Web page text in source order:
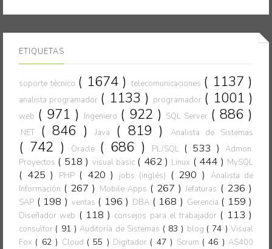
ETIQUETAS
soporte técnico ( 1674 ) telecomunicaciones ( 1137 )
analista programador ( 1133 ) programador ( 1001 )
web ( 971 ) Ingeniero ( 922 ) SQL Server ( 886 )
.NET ( 846 )Java ( 819 ) Analista de Sistemas
( 742 ) Oracle ( 686 ) PL/SQL ( 533 )Admon.
Proyectos ( 518 ) visual basic ( 462 ) Linux ( 444 ) MySQL
( 425 ) PHP ( 420 ) jobs (inglés) ( 290 )
Analista de
Información ( 267 ) Mobile Apps ( 267 )Jefaturas ( 236 )
SAP ( 198 ) ventas ( 196 ) DBA ( 168 ) Gerencia ( 159 )
Diseñador web ( 118 ) consejos para el trabajador ( 113 )
consultor ( 91 )Auditoría de Sistemas ( 83 ) blog ( 74 )Visual
Fox ( 62 ) Cloud ( 55 ) Digitador ( 47 ) Scrum ( 46 ) AS400